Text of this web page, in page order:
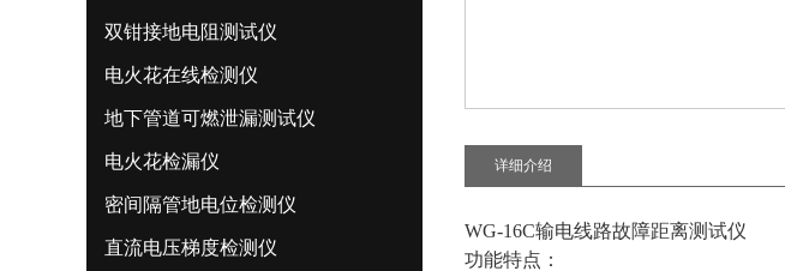
双钳接地电阻测试仪
电火花在线检测仪
地下管道可燃泄漏测试仪
电火花检漏仪
密间隔管地电位检测仪
直流电压梯度检测仪
详细介绍
WG-16C输电线路故障距离测试仪
功能特点：